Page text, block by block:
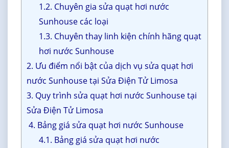
1.2. Chuyên gia sửa quạt hơi nước
Sunhouse các loại
1.3. Chuyên thay linh kiện chính hãng quạt
hơi nước Sunhouse
2. Ưu điểm nổi bật của dịch vụ sửa quạt hơi
nước Sunhouse tại Sửa Điện Tử Limosa
3. Quy trình sửa quạt hơi nước Sunhouse tại
Sửa Điện Tử Limosa
4. Bảng giá sửa quạt hơi nước Sunhouse
4.1. Bảng giá sửa quạt hơi nước